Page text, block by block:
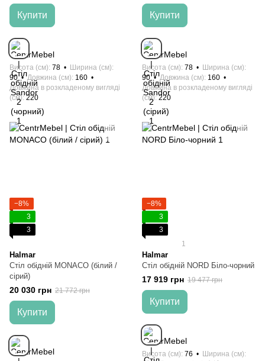
Купити
Висота (см) 78
Ширина (см)
90
Довжина (см) 160
Довжина в розкладеному вигляді
(см) 220
Купити
Висота (см) 78
Ширина (см)
90
Довжина (см) 160
Довжина в розкладеному вигляді
(см) 220
−8%
3
3
Halmar
Стіл обідній MONACO (білий /
сірий)
20 030 грн 21 772 грн
Купити
−8%
3
3
1
Halmar
Стіл обідній NORD Біло-чорний
17 919 грн 19 477 грн
Купити
Висота (см) 76
Ширина (см)